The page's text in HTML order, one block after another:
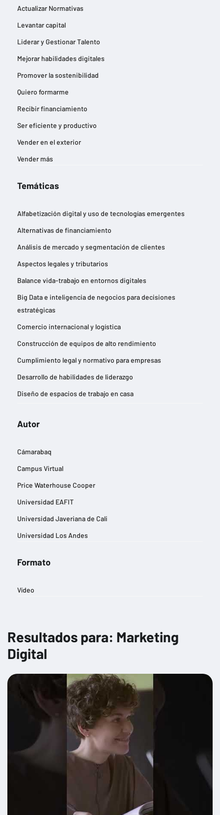
Actualizar Normativas
Levantar capital
Liderar y Gestionar Talento
Mejorar habilidades digitales
Promover la sostenibilidad
Quiero formarme
Recibir financiamiento
Ser eficiente y productivo
Vender en el exterior
Vender más
Temáticas
Alfabetización digital y uso de tecnologías emergentes
Alternativas de financiamiento
Análisis de mercado y segmentación de clientes
Aspectos legales y tributarios
Balance vida-trabajo en entornos digitales
Big Data e inteligencia de negocios para decisiones
estratégicas
Comercio internacional y logística
Construcción de equipos de alto rendimiento
Cumplimiento legal y normativo para empresas
Desarrollo de habilidades de liderazgo
Diseño de espacios de trabajo en casa
Eficiencia energética y reducción de la huella de carbono
Gestión de riesgos empresariales
Gestión eficiente de inventarios
Herramientas digitales para la productividad
Impacto de las nuevas regulaciones en diferentes sectores
Impacto social y corporativo
Marketing Digital
Normativas y regulaciones de comercio exterior
Opciones de financiamiento para empresas
Preparación para la búsqueda de inversores
Protección de datos y privacidad
Seguridad cibernética para no especialistas
Técnicas de venta y negociación
Autor
Cámarabaq
Campus Virtual
Price Waterhouse Cooper
Universidad EAFIT
Universidad Javeriana de Cali
Universidad Los Andes
Formato
Vídeo
Resultados para: Marketing
Digital